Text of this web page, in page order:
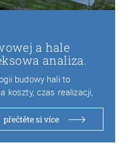
a hale
analiza.
budowy hali to
koszty, czas realizacji,
přečtěte si více